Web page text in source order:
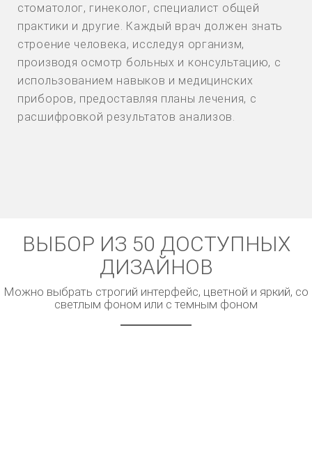
стоматолог, гинеколог, специалист общей
практики и другие. Каждый врач должен знать
строение человека, исследуя организм,
производя осмотр больных и консультацию, с
использованием навыков и медицинских
приборов, предоставляя планы лечения, с
расшифровкой результатов анализов.
ВЫБОР ИЗ 50 ДОСТУПНЫХ
ДИЗАЙНОВ
Можно выбрать строгий интерфейс, цветной и яркий, со
светлым фоном или с темным фоном